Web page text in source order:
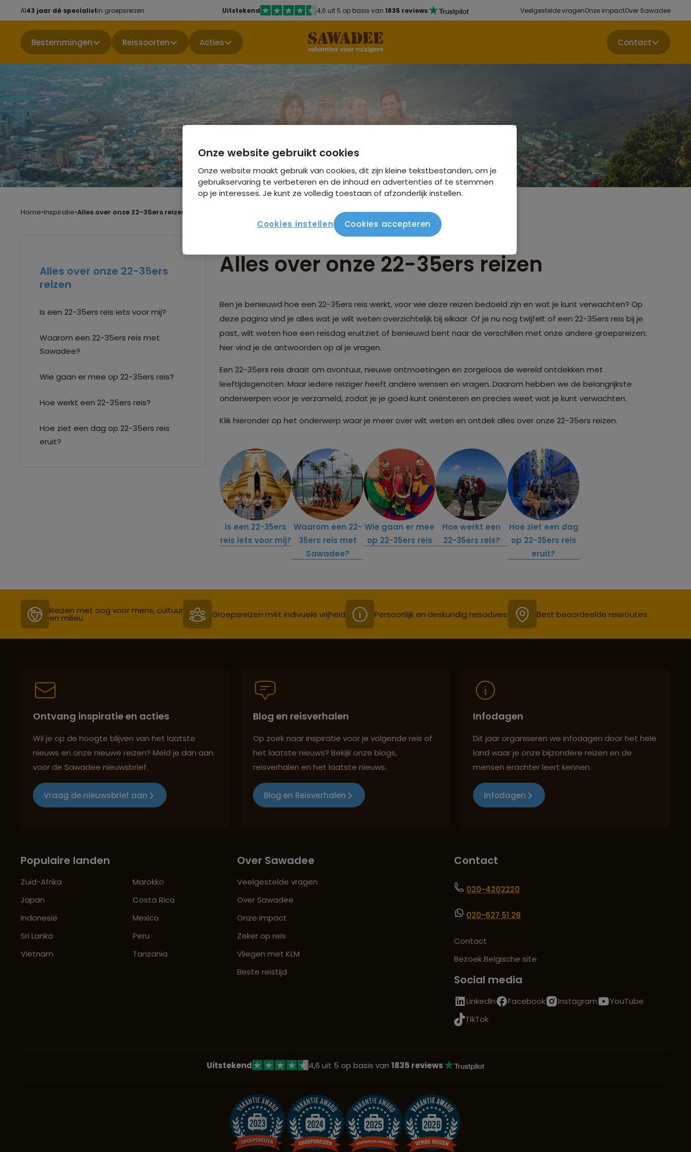
Al43 jaar dé specialistin groepsreizen Uitstekend 4,6 uit 5 op basis van 1835 reviews Veelgestelde vragenOnze impactOver Sawadee
Bestemmingen Reissoorten Acties Contact
Home•Inspiratie•Alles over onze 22-35ers reizen
Alles over onze 22-35ers
reizen
Is een 22-35ers reis iets voor mij?
Waarom een 22-35ers reis met
Sawadee?
Wie gaan er mee op 22-35ers reis?
Hoe werkt een 22-35ers reis?
Hoe ziet een dag op 22-35ers reis
eruit?
Alles over onze 22-35ers reizen
Ben je benieuwd hoe een 22-35ers reis werkt, voor wie deze reizen bedoeld zijn en wat je kunt verwachten? Op
deze pagina vind je alles wat je wilt weten overzichtelijk bij elkaar. Of je nu nog twijfelt of een 22-35ers reis bij je
past, wilt weten hoe een reisdag eruitziet of benieuwd bent naar de verschillen met onze andere groepsreizen:
hier vind je de antwoorden op al je vragen.
Een 22-35ers reis draait om avontuur, nieuwe ontmoetingen en zorgeloos de wereld ontdekken met
leeftijdsgenoten. Maar iedere reiziger heeft andere wensen en vragen. Daarom hebben we de belangrijkste
onderwerpen voor je verzameld, zodat je je goed kunt oriënteren en precies weet wat je kunt verwachten.
Klik hieronder op het onderwerp waar je meer over wilt weten en ontdek alles over onze 22-35ers reizen.
Is een 22-35ers
reis iets voor mij?
Waarom een 22-
35ers reis met
Sawadee?
Wie gaan er mee
op 22-35ers reis
Hoe werkt een
22-35ers reis?
Hoe ziet een dag
op 22-35ers reis
eruit?
Reizen met oog voor mens, cultuur
en milieu Groepsreizen mét indivuele vrijheid Persoonlijk en deskundig reisadvies Best beoordeelde reisroutes
Ontvang inspiratie en acties
Wil je op de hoogte blijven van het laatste
nieuws en onze nieuwe reizen? Meld je dan aan
voor de Sawadee nieuwsbrief.
Vraag de nieuwsbrief aan
Blog en reisverhalen
Op zoek naar inspiratie voor je volgende reis of
het laatste nieuws? Bekijk onze blogs,
reisverhalen en het laatste nieuws.
Blog en Reisverhalen
Infodagen
Dit jaar organiseren we infodagen door het hele
land waar je onze bijzondere reizen en de
mensen erachter leert kennen.
Infodagen
Populaire landen
Zuid-Afrika
Japan
Indonesië
Sri Lanka
Vietnam
Marokko
Costa Rica
Mexico
Peru
Tanzania
Over Sawadee
Veelgestelde vragen
Over Sawadee
Onze impact
Zeker op reis
Vliegen met KLM
Beste reistijd
Contact
020-4202220
020-627 51 29
Contact
Bezoek Belgische site
Social media
LinkedIn Facebook Instagram
YouTube
TikTok
Uitstekend 4,6 uit 5 op basis van 1835 reviews
Onze website gebruikt cookies
Onze website maakt gebruik van cookies, dit zijn kleine tekstbestanden, om je
gebruikservaring te verbeteren en de inhoud en advertenties af te stemmen
op je interesses. Je kunt ze volledig toestaan of afzonderlijk instellen.
Cookies instellen Cookies accepteren